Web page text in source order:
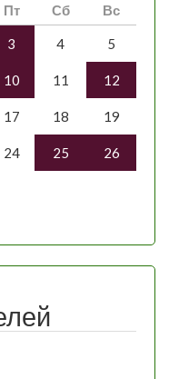
Пт Сб Вс
3 4 5
10 11 12
17 18 19
24 25 26